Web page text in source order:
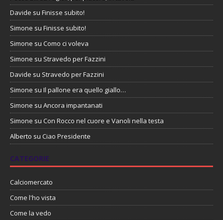
Davide su Finisse subito!
Simone su Finisse subito!
Simone su Como ci voleva
Simone su Stravedo per Fazzini
Davide su Stravedo per Fazzini
Simone su Il pallone era quello giallo…
Simone su Ancora impantanati
Simone su Con Rocco nel cuore e Vanoli nella testa
Alberto su Ciao Presidente
CATEGORIE
Calciomercato
Come l'ho vista
Come la vedo